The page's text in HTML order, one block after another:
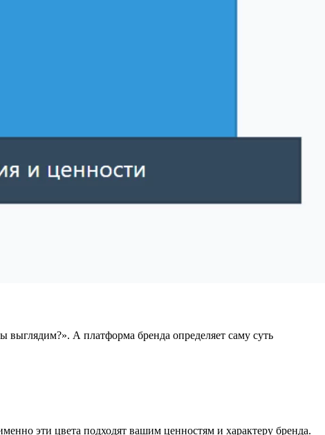
А платформа бренда определяет саму суть
эти цвета подходят вашим ценностям и характеру бренда.